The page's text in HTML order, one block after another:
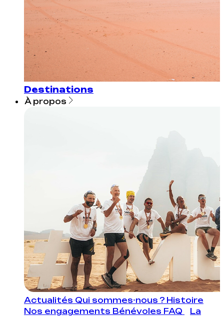
Destinations
À propos
Actualités Qui sommes-nous ? Histoire
Nos engagements Bénévoles FAQ
La